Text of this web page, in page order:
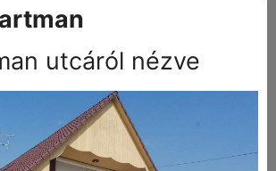
utcáról nézve